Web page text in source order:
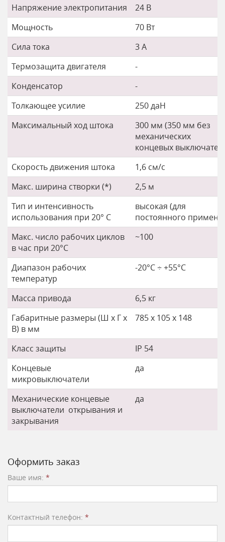
Напряжение электропитания
24 В
Мощность
70 Вт
Сила тока
3 А
Термозащита двигателя
-
Конденсатор
-
Толкающее усилие
250 даН
Максимальный ход штока
300 мм (350 мм без
механических
концевых
Скорость движения штока
1,6 см/с
Макс. ширина створки (*)
2,5 м
Тип и интенсивность
использования при 20° C
высокая (для
постоянного
Макс. число рабочих циклов
в час при 20°C
~100
Диапазон рабочих
температур
-20°C ÷ +55°C
Масса привода
6,5 кг
Габаритные размеры (Ш x Г x
В) в мм
785 x 105 x 148
Класс защиты
IP 54
Концевые
микровыключатели
да
Механические концевые
выключатели открывания и
закрывания
да
Оформить заказ
Ваше имя: *
Контактный телефон: *